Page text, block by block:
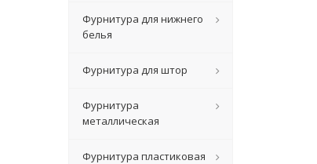
Фурнитура для нижнего
белья
Фурнитура для штор
Фурнитура
металлическая
Фурнитура пластиковая